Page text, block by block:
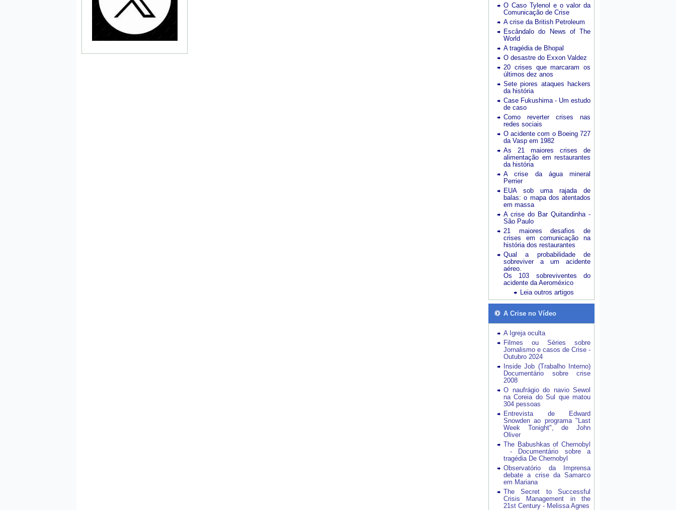
O Caso Tylenol e o valor da
Comunicação de Crise
A crise da British Petroleum
Escândalo do News of The
World
A tragédia de Bhopal
O desastre do Exxon Valdez
20 crises que marcaram os
últimos dez anos
Sete piores ataques hackers
da história
Case Fukushima - Um estudo
de caso
Como reverter crises nas
redes sociais
O acidente com o Boeing 727
da Vasp em 1982
As 21 maiores crises de
alimentação em restaurantes
da história
A crise da água mineral
Perrier
EUA sob uma rajada de
balas: o mapa dos atentados
em massa
A crise do Bar Quitandinha -
São Paulo
21 maiores desafios de
crises em comunicação na
história dos restaurantes
Qual a probabilidade de
sobreviver a um acidente
aéreo.
Os 103 sobreviventes do
acidente da Aeroméxico
Leia outros artigos
A Crise no Vídeo
A Igreja oculta
Filmes ou Séries sobre
Jornalismo e casos de Crise -
Outubro 2024
Inside Job (Trabalho Interno)
Documentário sobre crise
2008
O naufrágio do navio Sewol
na Coreia do Sul que matou
304 pessoas
Entrevista de Edward
Snowden ao programa "Last
Week Tonight", de John
Oliver
The Babushkas of Chernobyl
- Documentário sobre a
tragédia De Chernobyl
Observatório da Imprensa
debate a crise da Samarco
em Mariana
The Secret to Successful
Crisis Management in the
21st Century - Melissa Agnes